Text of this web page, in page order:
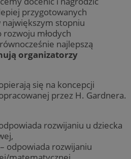
przygotowanych
stopniu
rozwoju młodych
najlepszą
organizatorzy
się na koncepcji
przez H. Gardnera.
rozwijaniu u dziecka
odpowiada rozwijaniu